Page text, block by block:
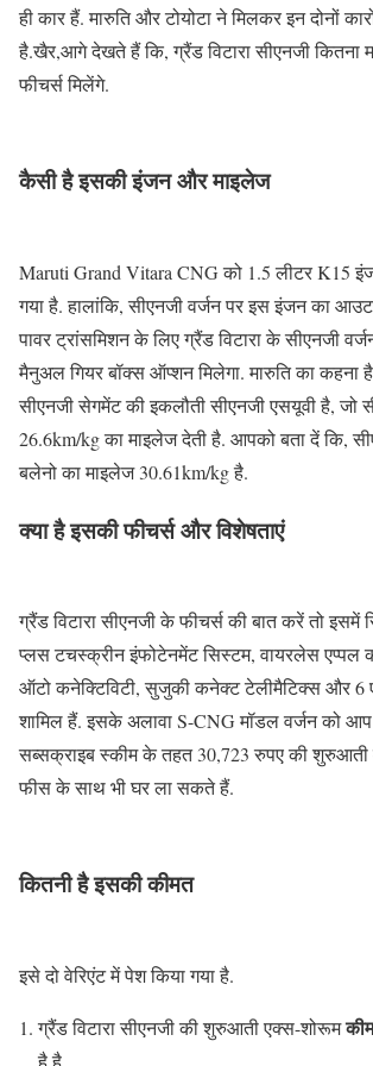
ही कार हैं. मारुति और टोयोटा ने मिलकर इन दोनों
है.खैर,आगे देखते हैं कि, ग्रैंड विटारा सीएनजी कितना
फीचर्स मिलेंगे.
कैसी है इसकी इंजन और माइलेज
Maruti Grand Vitara CNG को 1.5 लीटर K15
गया है. हालांकि, सीएनजी वर्जन पर इस इंजन का
पावर ट्रांसमिशन के लिए ग्रैंड विटारा के सीएनजी
मैनुअल गियर बॉक्स ऑप्शन मिलेगा. मारुति का कहना है
सीएनजी सेगमेंट की इकलौती सीएनजी एसयूवी है, जो
26.6km/kg का माइलेज देती है. आपको बता दें कि,
बलेनो का माइलेज 30.61km/kg है.
क्या है इसकी फीचर्स और विशेषताएं
ग्रैंड विटारा सीएनजी के फीचर्स की बात करें तो इसमें
प्लस टचस्क्रीन इंफोटेनमेंट सिस्टम, वायरलेस एप्पल
ऑटो कनेक्टिविटी, सुजुकी कनेक्ट टेलीमैटिक्स और 6
शामिल हैं. इसके अलावा S-CNG मॉडल वर्जन को
सब्सक्राइब स्कीम के तहत 30,723 रुपए की शुरुआती
फीस के साथ भी घर ला सकते हैं.
कितनी है इसकी कीमत
इसे दो वेरिएंट में पेश किया गया है.
ग्रैंड विटारा सीएनजी की शुरुआती एक्स-शोरूम
है.है,